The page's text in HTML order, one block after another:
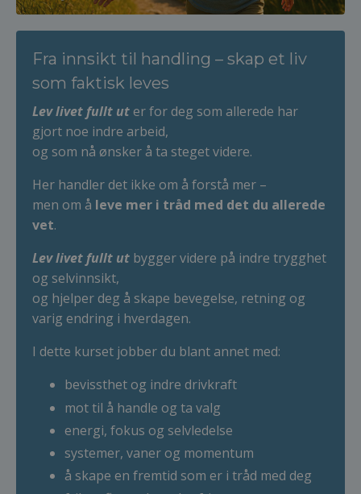
Fra innsikt til handling – skap et liv
som faktisk leves
Lev livet fullt ut er for deg som allerede har
gjort noe indre arbeid,
og som nå ønsker å ta steget videre.
Her handler det ikke om å forstå mer –
men om å leve mer i tråd med det du allerede
vet.
Lev livet fullt ut bygger videre på indre trygghet
og selvinnsikt,
og hjelper deg å skape bevegelse, retning og
varig endring i hverdagen.
I dette kurset jobber du blant annet med:
bevissthet og indre drivkraft
mot til å handle og ta valg
energi, fokus og selvledelse
systemer, vaner og momentum
å skape en fremtid som er i tråd med deg